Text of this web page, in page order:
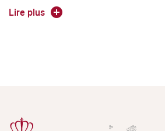
permettant l’acquisition de 5
Un bonus peut être accordé aux
Lire plus